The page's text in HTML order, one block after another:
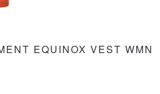
EQUINOX VEST WMN